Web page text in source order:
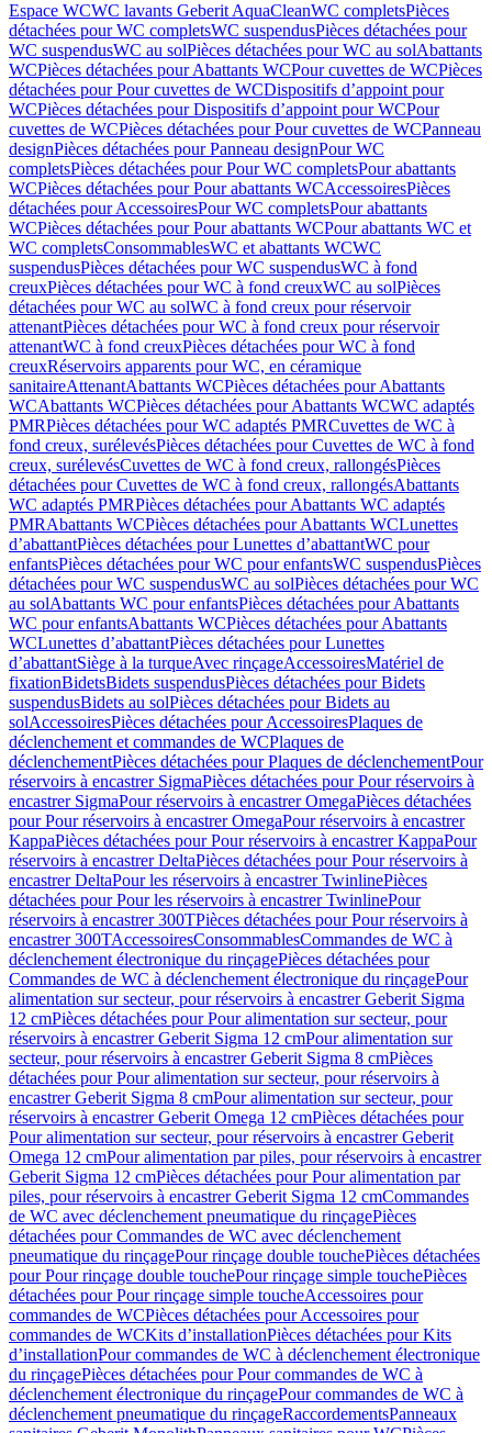
Espace WCWC lavants Geberit AquaCleanWC completsPièces
détachées pour WC completsWC suspendusPièces détachées pour
WC suspendusWC au solPièces détachées pour WC au solAbattants
WCPièces détachées pour Abattants WCPour cuvettes de WCPièces
détachées pour Pour cuvettes de WCDispositifs d’appoint pour
WCPièces détachées pour Dispositifs d’appoint pour WCPour
cuvettes de WCPièces détachées pour Pour cuvettes de WCPanneau
designPièces détachées pour Panneau designPour WC
completsPièces détachées pour Pour WC completsPour abattants
WCPièces détachées pour Pour abattants WCAccessoiresPièces
détachées pour AccessoiresPour WC completsPour abattants
WCPièces détachées pour Pour abattants WCPour abattants WC et
WC completsConsommablesWC et abattants WCWC
suspendusPièces détachées pour WC suspendusWC à fond
creuxPièces détachées pour WC à fond creuxWC au solPièces
détachées pour WC au solWC à fond creux pour réservoir
attenantPièces détachées pour WC à fond creux pour réservoir
attenantWC à fond creuxPièces détachées pour WC à fond
creuxRéservoirs apparents pour WC, en céramique
sanitaireAttenantAbattants WCPièces détachées pour Abattants
WCAbattants WCPièces détachées pour Abattants WCWC adaptés
PMRPièces détachées pour WC adaptés PMRCuvettes de WC à
fond creux, surélevésPièces détachées pour Cuvettes de WC à fond
creux, surélevésCuvettes de WC à fond creux, rallongésPièces
détachées pour Cuvettes de WC à fond creux, rallongésAbattants
WC adaptés PMRPièces détachées pour Abattants WC adaptés
PMRAbattants WCPièces détachées pour Abattants WCLunettes
d’abattantPièces détachées pour Lunettes d’abattantWC pour
enfantsPièces détachées pour WC pour enfantsWC suspendusPièces
détachées pour WC suspendusWC au solPièces détachées pour WC
au solAbattants WC pour enfantsPièces détachées pour Abattants
WC pour enfantsAbattants WCPièces détachées pour Abattants
WCLunettes d’abattantPièces détachées pour Lunettes
d’abattantSiège à la turqueAvec rinçageAccessoiresMatériel de
fixationBidetsBidets suspendusPièces détachées pour Bidets
suspendusBidets au solPièces détachées pour Bidets au
solAccessoiresPièces détachées pour AccessoiresPlaques de
déclenchement et commandes de WCPlaques de
déclenchementPièces détachées pour Plaques de déclenchementPour
réservoirs à encastrer SigmaPièces détachées pour Pour réservoirs à
encastrer SigmaPour réservoirs à encastrer OmegaPièces détachées
pour Pour réservoirs à encastrer OmegaPour réservoirs à encastrer
KappaPièces détachées pour Pour réservoirs à encastrer KappaPour
réservoirs à encastrer DeltaPièces détachées pour Pour réservoirs à
encastrer DeltaPour les réservoirs à encastrer TwinlinePièces
détachées pour Pour les réservoirs à encastrer TwinlinePour
réservoirs à encastrer 300TPièces détachées pour Pour réservoirs à
encastrer 300TAccessoiresConsommablesCommandes de WC à
déclenchement électronique du rinçagePièces détachées pour
Commandes de WC à déclenchement électronique du rinçagePour
alimentation sur secteur, pour réservoirs à encastrer Geberit Sigma
12 cmPièces détachées pour Pour alimentation sur secteur, pour
réservoirs à encastrer Geberit Sigma 12 cmPour alimentation sur
secteur, pour réservoirs à encastrer Geberit Sigma 8 cmPièces
détachées pour Pour alimentation sur secteur, pour réservoirs à
encastrer Geberit Sigma 8 cmPour alimentation sur secteur, pour
réservoirs à encastrer Geberit Omega 12 cmPièces détachées pour
Pour alimentation sur secteur, pour réservoirs à encastrer Geberit
Omega 12 cmPour alimentation par piles, pour réservoirs à encastrer
Geberit Sigma 12 cmPièces détachées pour Pour alimentation par
piles, pour réservoirs à encastrer Geberit Sigma 12 cmCommandes
de WC avec déclenchement pneumatique du rinçagePièces
détachées pour Commandes de WC avec déclenchement
pneumatique du rinçagePour rinçage double touchePièces détachées
pour Pour rinçage double touchePour rinçage simple touchePièces
détachées pour Pour rinçage simple toucheAccessoires pour
commandes de WCPièces détachées pour Accessoires pour
commandes de WCKits d’installationPièces détachées pour Kits
d’installationPour commandes de WC à déclenchement électronique
du rinçagePièces détachées pour Pour commandes de WC à
déclenchement électronique du rinçagePour commandes de WC à
déclenchement pneumatique du rinçageRaccordementsPanneaux